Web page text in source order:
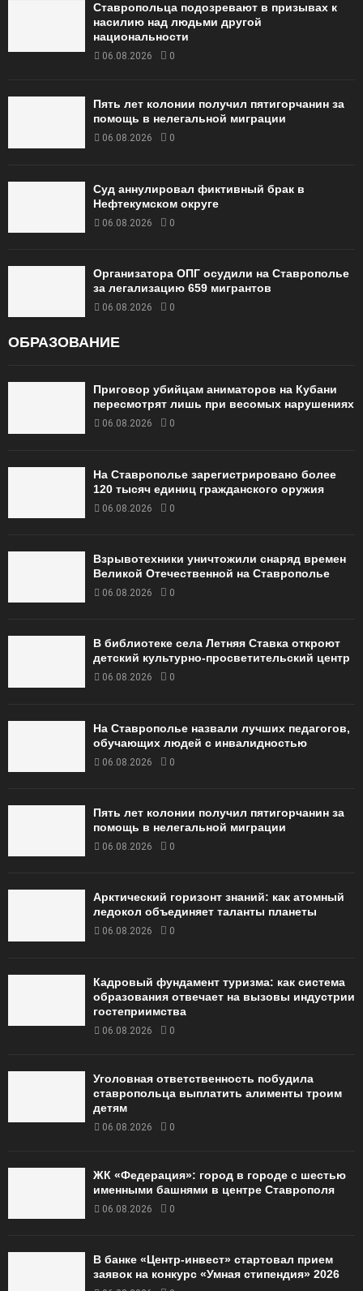
Ставропольца подозревают в призывах к
насилию над людьми другой
национальности
06.08.2026 0
Пять лет колонии получил пятигорчанин за
помощь в нелегальной миграции
06.08.2026 0
Суд аннулировал фиктивный брак в
Нефтекумском округе
06.08.2026 0
Организатора ОПГ осудили на Ставрополье
за легализацию 659 мигрантов
06.08.2026 0
ОБРАЗОВАНИЕ
Приговор убийцам аниматоров на Кубани
пересмотрят лишь при весомых нарушениях
06.08.2026 0
На Ставрополье зарегистрировано более
120 тысяч единиц гражданского оружия
06.08.2026 0
Взрывотехники уничтожили снаряд времен
Великой Отечественной на Ставрополье
06.08.2026 0
В библиотеке села Летняя Ставка откроют
детский культурно-просветительский центр
06.08.2026 0
На Ставрополье назвали лучших педагогов,
обучающих людей с инвалидностью
06.08.2026 0
Пять лет колонии получил пятигорчанин за
помощь в нелегальной миграции
06.08.2026 0
Арктический горизонт знаний: как атомный
ледокол объединяет таланты планеты
06.08.2026 0
Кадровый фундамент туризма: как система
образования отвечает на вызовы индустрии
гостеприимства
06.08.2026 0
Уголовная ответственность побудила
ставропольца выплатить алименты троим
детям
06.08.2026 0
ЖК «Федерация»: город в городе с шестью
именными башнями в центре Ставрополя
06.08.2026 0
В банке «Центр-инвест» стартовал прием
заявок на конкурс «Умная стипендия» 2026